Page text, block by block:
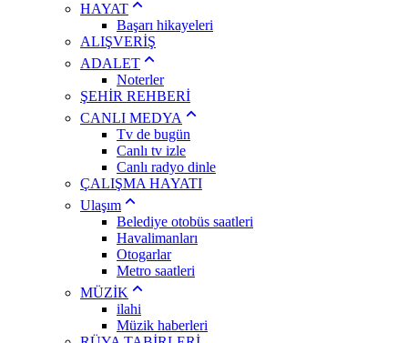
HAYAT
Başarı hikayeleri
ALIŞVERİŞ
ADALET
Noterler
ŞEHİR REHBERİ
CANLI MEDYA
Tv de bugün
Canlı tv izle
Canlı radyo dinle
ÇALIŞMA HAYATI
Ulaşım
Belediye otobüs saatleri
Havalimanları
Otogarlar
Metro saatleri
MÜZİK
ilahi
Müzik haberleri